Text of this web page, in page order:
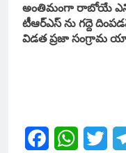
అంతిమంగా రాబోయే
టీఆర్ఎస్ ను గద్దె
విడత ప్రజా సంగ్రామ
Facebook